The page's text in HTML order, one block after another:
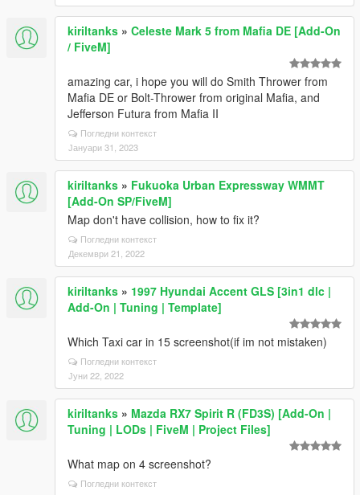
kiriltanks » Celeste Mark 5 from Mafia DE [Add-On
/ FiveM]
amazing car, i hope you will do Smith Thrower from
Mafia DE or Bolt-Thrower from original Mafia, and
Jefferson Futura from Mafia II
Погледни контекст
Јануари 31, 2023
kiriltanks » Fukuoka Urban Expressway WMMT
[Add-On SP/FiveM]
Map don't have collision, how to fix it?
Погледни контекст
Декември 21, 2022
kiriltanks » 1997 Hyundai Accent GLS [3in1 dlc |
Add-On | Tuning | Template]
Which Taxi car in 15 screenshot(if im not mistaken)
Погледни контекст
Јуни 22, 2022
kiriltanks » Mazda RX7 Spirit R (FD3S) [Add-On |
Tuning | LODs | FiveM | Project Files]
What map on 4 screenshot?
Погледни контекст